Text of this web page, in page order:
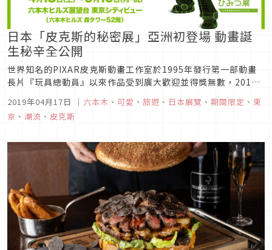
日本「皮克斯的秘密展」亞洲初登場 動畫誕
生秘辛全公開
世界知名的PIXAR皮克斯動畫工作室於1995年發行第一部動畫
長片『玩具總動員』以來作品受到廣大歡迎並得獎無數，2015
克斯首次將此科學展覽搬到亞洲，讓喜愛動畫的你可以一同探討
一部動畫的誕生過程，立刻來看看日本皮克斯展的介紹！1. 「皮
2019年04月17日 ｜ 六本木 、 可愛 、 旅遊 、 日本展覽 、 期間限定 、 東
京 、 潮流 、 皮克斯